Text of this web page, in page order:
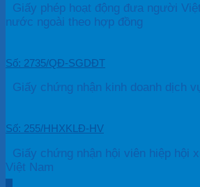
Giấy phép hoạt động đưa người
nước ngoài theo hợp đồng
Số: 2735/QĐ-SGDĐT
Giấy chứng nhận kinh doanh dịch
Số: 255/HHXKLĐ-HV
Giấy chứng nhận hội viên hiệp hội
Việt Nam